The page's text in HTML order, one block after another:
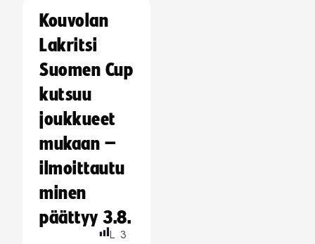
Kouvolan
Lakritsi
Suomen Cup
kutsuu
joukkueet
mukaan –
ilmoittautu
minen
päättyy 3.8.
L 3